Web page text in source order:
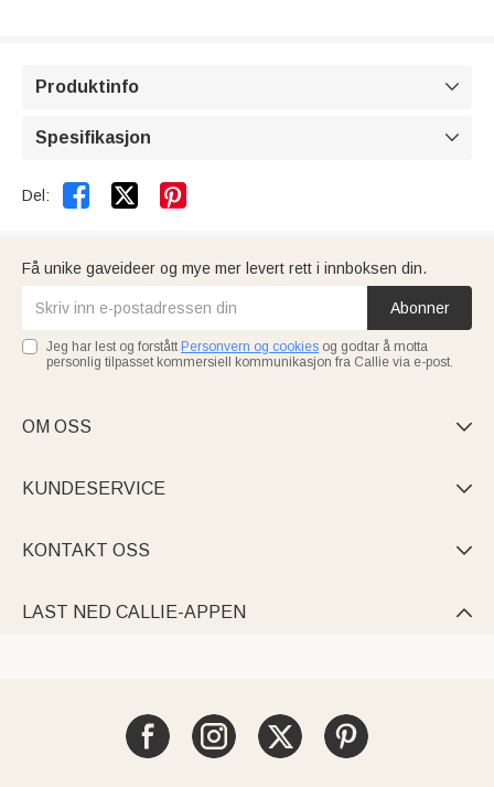
Produktinfo 
Spesifikasjon 
Del:  
Få unike gaveideer og mye mer levert rett i innboksen din.
Abonner
Jeg har lest og forstått Personvern og cookies og godtar å motta
personlig tilpasset kommersiell kommunikasjon fra Callie via e-post.
OM OSS 
KUNDESERVICE 
KONTAKT OSS 
LAST NED CALLIE-APPEN 